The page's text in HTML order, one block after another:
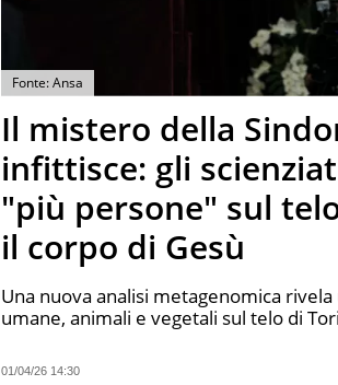
Fonte: Ansa
Il mistero della
infittisce: gli
"più persone" sul
il corpo di Gesù
Una nuova analisi metagenomica
umane, animali e vegetali sul telo di
01/04/26 14:30